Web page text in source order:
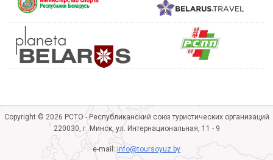
Copyright © 2026 РСТО - Республиканский союз туристических организаций
220030, г. Минск, ул. Интернациональная, 11 - 9
e-mail:info@toursoyuz.by